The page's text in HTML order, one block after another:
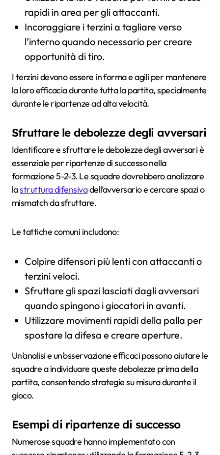
rapidi in area per gli attaccanti.
Incoraggiare i terzini a tagliare verso
l’interno quando necessario per creare
opportunità di tiro.
I terzini devono essere in forma e agili per mantenere
la loro efficacia durante tutta la partita, specialmente
durante le ripartenze ad alta velocità.
Sfruttare le debolezze degli avversari
Identificare e sfruttare le debolezze degli avversari è
essenziale per ripartenze di successo nella
formazione 5-2-3. Le squadre dovrebbero analizzare
lastruttura difensivadell’avversario e cercare spazi o
mismatch da sfruttare.
Le tattiche comuni includono:
Colpire difensori più lenti con attaccanti o
terzini veloci.
Sfruttare gli spazi lasciati dagli avversari
quando spingono i giocatori in avanti.
Utilizzare movimenti rapidi della palla per
spostare la difesa e creare aperture.
Un’analisi e un’osservazione efficaci possono aiutare le
squadre a individuare queste debolezze prima della
partita, consentendo strategie su misura durante il
gioco.
Esempi di ripartenze di successo
Numerose squadre hanno implementato con